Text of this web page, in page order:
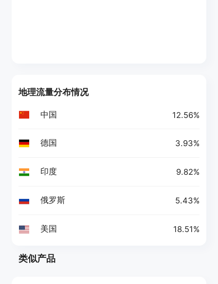
地理流量分布情况
中国 12.56%
德国 3.93%
印度 9.82%
俄罗斯 5.43%
美国 18.51%
类似产品